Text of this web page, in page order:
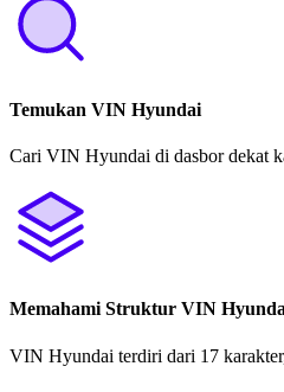
Temukan VIN Hyundai
Cari VIN Hyundai di dasbor dekat
Memahami Struktur VIN
VIN Hyundai terdiri dari 17